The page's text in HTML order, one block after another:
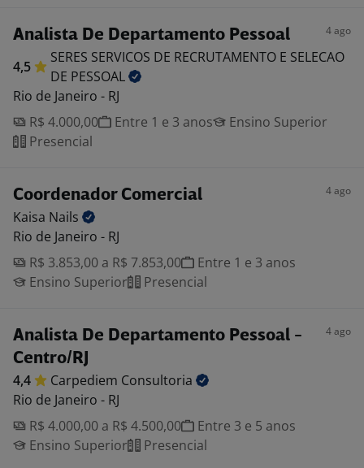
Analista De Departamento Pessoal 4 ago
4,5
SERES SERVICOS DE RECRUTAMENTO E SELECAO
DE PESSOAL
Rio de Janeiro - RJ
R$ 4.000,00
Entre 1 e 3 anos
Ensino Superior
Presencial
Coordenador Comercial 4 ago
Kaisa Nails
Rio de Janeiro - RJ
R$ 3.853,00 a R$ 7.853,00
Entre 1 e 3 anos
Ensino Superior
Presencial
Analista De Departamento Pessoal -
Centro/RJ
4 ago
4,4 Carpediem Consultoria
Rio de Janeiro - RJ
R$ 4.000,00 a R$ 4.500,00
Entre 3 e 5 anos
Ensino Superior
Presencial